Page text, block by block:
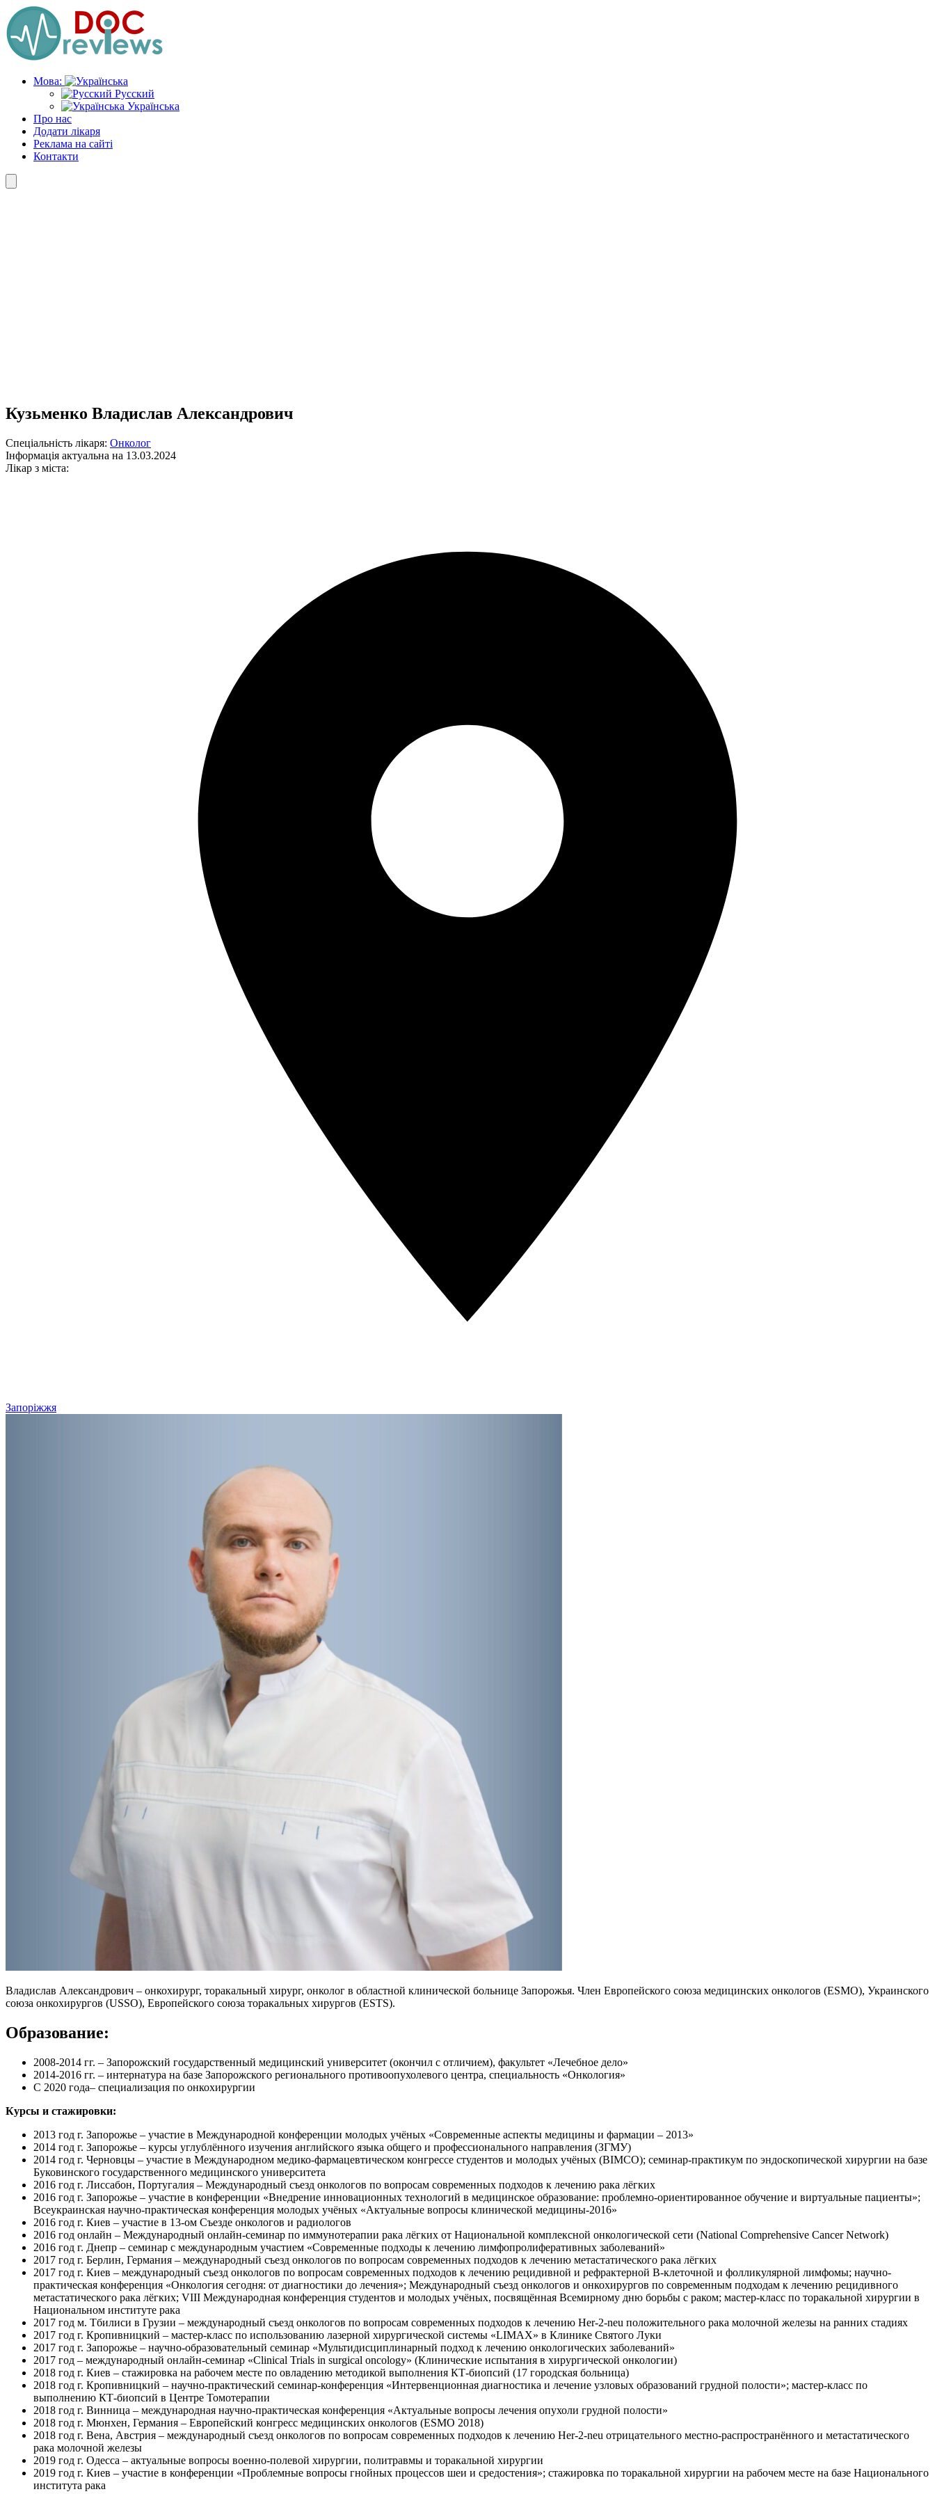
Skip
to
the
content
Мова:
Русский
Українська
Про нас
Додати лікаря
Реклама на сайті
Контакти
Кузьменко Владислав Александрович
Спеціальність лікаря: Онколог
Інформація актуальна на 13.03.2024
Лікар з міста:
Запоріжжя
Владислав Александрович – онкохирург, торакальный хирург, онколог в областной клинической больнице Запорожья. Член Европейского союза медицинских онкологов (ESMO), Украинского
союза онкохирургов (USSO), Европейского союза торакальных хирургов (ESTS).
Образование:
2008-2014 гг. – Запорожский государственный медицинский университет (окончил с отличием), факультет «Лечебное дело»
2014-2016 гг. – интернатура на базе Запорожского регионального противоопухолевого центра, специальность «Онкология»
С 2020 года– специализация по онкохирургии
Курсы и стажировки:
2013 год г. Запорожье – участие в Международной конференции молодых учёных «Современные аспекты медицины и фармации – 2013»
2014 год г. Запорожье – курсы углублённого изучения английского языка общего и профессионального направления (ЗГМУ)
2014 год г. Черновцы – участие в Международном медико-фармацевтическом конгрессе студентов и молодых учёных (BIMCO); семинар-практикум по эндоскопической хирургии на базе
Буковинского государственного медицинского университета
2016 год г. Лиссабон, Португалия – Международный съезд онкологов по вопросам современных подходов к лечению рака лёгких
2016 год г. Запорожье – участие в конференции «Внедрение инновационных технологий в медицинское образование: проблемно-ориентированное обучение и виртуальные пациенты»;
Всеукраинская научно-практическая конференция молодых учёных «Актуальные вопросы клинической медицины-2016»
2016 год г. Киев – участие в 13-ом Съезде онкологов и радиологов
2016 год онлайн – Международный онлайн-семинар по иммунотерапии рака лёгких от Национальной комплексной онкологической сети (National Comprehensive Cancer Network)
2016 год г. Днепр – семинар с международным участием «Современные подходы к лечению лимфопролиферативных заболеваний»
2017 год г. Берлин, Германия – международный съезд онкологов по вопросам современных подходов к лечению метастатического рака лёгких
2017 год г. Киев – международный съезд онкологов по вопросам современных подходов к лечению рецидивной и рефрактерной В-клеточной и фолликулярной лимфомы; научно-
практическая конференция «Онкология сегодня: от диагностики до лечения»; Международный съезд онкологов и онкохирургов по современным подходам к лечению рецидивного
метастатического рака лёгких; VIII Международная конференция студентов и молодых учёных, посвящённая Всемирному дню борьбы с раком; мастер-класс по торакальной хирургии в
Национальном институте рака
2017 год м. Тбилиси в Грузии – международный съезд онкологов по вопросам современных подходов к лечению Her-2-neu положительного рака молочной железы на ранних стадиях
2017 год г. Кропивницкий – мастер-класс по использованию лазерной хирургической системы «LIMAX» в Клинике Святого Луки
2017 год г. Запорожье – научно-образовательный семинар «Мультидисциплинарный подход к лечению онкологических заболеваний»
2017 год – международный онлайн-семинар «Clinical Trials in surgical oncology» (Клинические испытания в хирургической онкологии)
2018 год г. Киев – стажировка на рабочем месте по овладению методикой выполнения КТ-биопсий (17 городская больница)
2018 год г. Кропивницкий – научно-практический семинар-конференция «Интервенционная диагностика и лечение узловых образований грудной полости»; мастер-класс по
выполнению КТ-биопсий в Центре Томотерапии
2018 год г. Винница – международная научно-практическая конференция «Актуальные вопросы лечения опухоли грудной полости»
2018 год г. Мюнхен, Германия – Европейский конгресс медицинских онкологов (ESMO 2018)
2018 год г. Вена, Австрия – международный съезд онкологов по вопросам современных подходов к лечению Her-2-neu отрицательного местно-распространённого и метастатического
рака молочной железы
2019 год г. Одесса – актуальные вопросы военно-полевой хирургии, политравмы и торакальной хирургии
2019 год г. Киев – участие в конференции «Проблемные вопросы гнойных процессов шеи и средостения»; стажировка по торакальной хирургии на рабочем месте на базе Национального
института рака